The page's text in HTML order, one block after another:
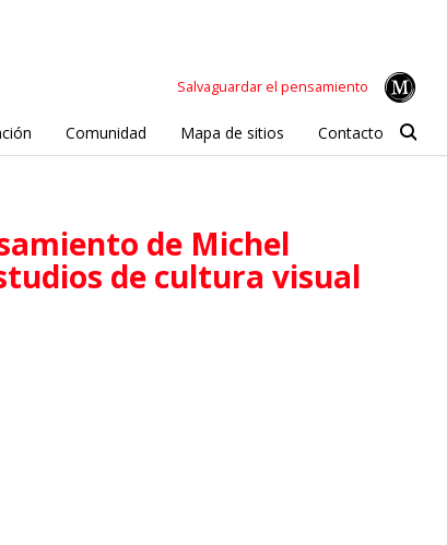
Salvaguardar el pensamiento
Comunidad Mapa de sitios Contacto
de cultura visual